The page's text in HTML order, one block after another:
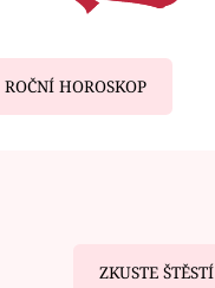
ROČNÍ HOROSKOP
ZKUSTE ŠTĚSTÍ